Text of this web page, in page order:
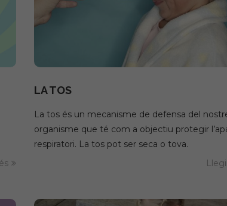
LA TOS
La tos és un mecanisme de defensa del
organisme que té com a objectiu protegir
respiratori. La tos pot ser seca o tova.